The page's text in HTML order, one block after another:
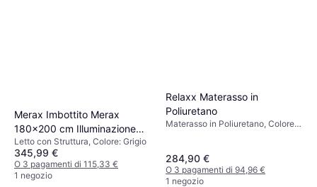
Merax Imbottito Merax
180x200 cm Illuminazione
LED Letto con Struttura
Letto con Struttura, Colore: Grigio
345,99 €
O 3 pagamenti di 115,33 €
1 negozio
Relaxx Materasso in
Poliuretano
Materasso in Poliuretano, Colore:
Spessore Materasso: 25 cm
284,90 €
O 3 pagamenti di 94,96 €
1 negozio